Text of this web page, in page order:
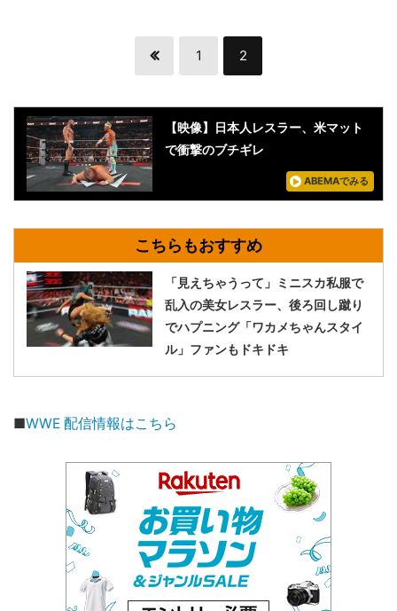
1 2
【映像】日本人レスラー、米マット
で衝撃のブチギレ
ABEMAでみる
「見えちゃうって」ミニスカ私服で
乱入の美女レスラー、後ろ回し蹴り
でハプニング「ワカメちゃんスタイ
ル」ファンもドキドキ
■WWE 配信情報はこちら